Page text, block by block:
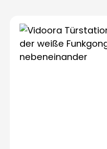
Skip image gallery